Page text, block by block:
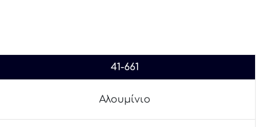
41-661
Αλουμίνιο